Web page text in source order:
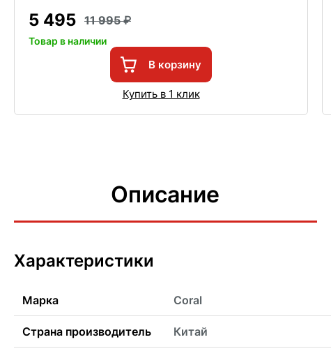
5 495 11 995
Товар в наличии
В корзину
Купить в 1 клик
Описание
Характеристики
Марка Coral
Страна производитель Китай